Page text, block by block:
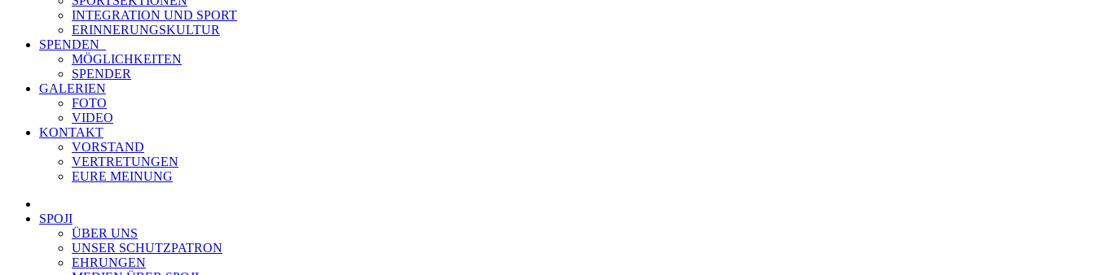
INTEGRATION UND SPORT
ERINNERUNGSKULTUR
SPENDEN
MÖGLICHKEITEN
SPENDER
GALERIEN
FOTO
VIDEO
KONTAKT
VORSTAND
VERTRETUNGEN
EURE MEINUNG
SPOJI
ÜBER UNS
UNSER SCHUTZPATRON
EHRUNGEN